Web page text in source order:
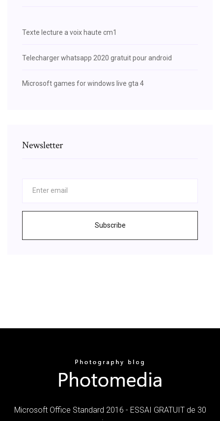
Texte lecture a voix haute cm1
Telecharger whatsapp 2020 gratuit pour android
Microsoft games for windows live gta 4
Newsletter
Subscribe
Microsoft Office Standard 2016 - ESSAI GRATUIT de 30